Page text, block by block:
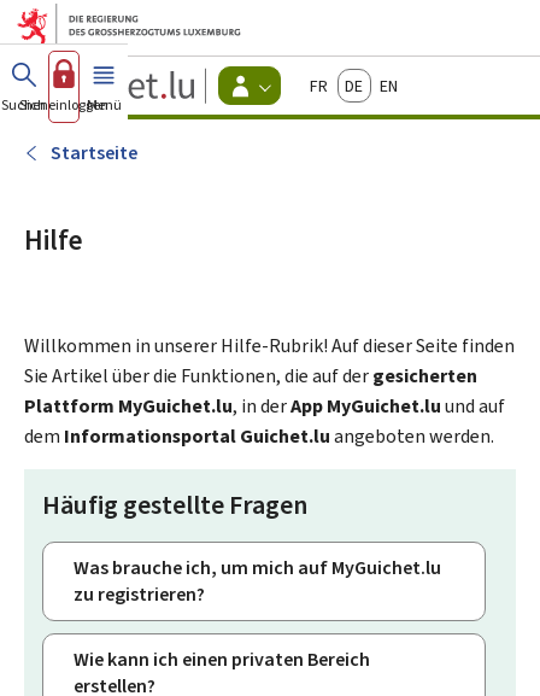
Zum Hauptmenü
Zum Inhalt
Guichet.lu
Changer
d'espace
FrançaisDeutschEnglish
Suchen
Sich einloggen
Menü Haupt-
Startseite
Hilfe
Willkommen in unserer Hilfe-Rubrik! Auf dieser Seite finden
Sie Artikel über die Funktionen, die auf dergesicherten
Plattform MyGuichet.lu, in derApp MyGuichet.luund auf
dem Informationsportal Guichet.luangeboten werden.
Häufig gestellte Fragen
Was brauche ich, um mich auf MyGuichet.lu
zu registrieren?
Wie kann ich einen privaten Bereich
erstellen?